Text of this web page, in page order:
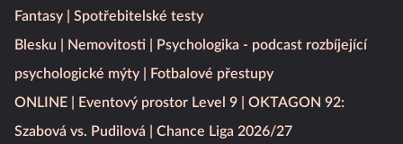
Fantasy
Spotřebitelské testy
Blesku
Nemovitosti
Psychologika - podcast rozbíjející
psychologické mýty
Fotbalové přestupy
ONLINE
Eventový prostor Level 9
OKTAGON 92:
Szabová vs. Pudilová
Chance Liga 2026/27